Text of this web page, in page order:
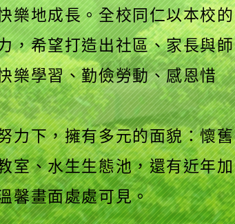
樂地成長。全校同仁以本校的
，希望打造出社區、家長與師
樂學習、勤儉勞動、感恩惜
力下，擁有多元的面貌：懷舊
室、水生生態池，還有近年加
馨畫面處處可見。